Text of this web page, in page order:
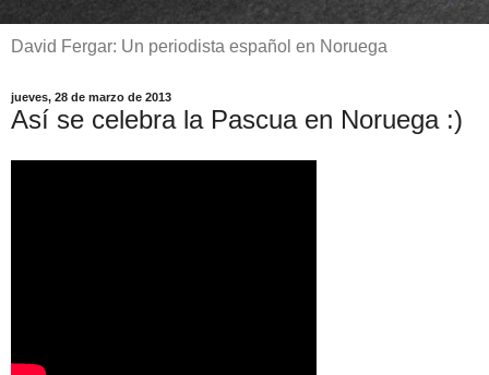
David Fergar: Un periodista español en Noruega
jueves, 28 de marzo de 2013
Así se celebra la Pascua en Noruega :)